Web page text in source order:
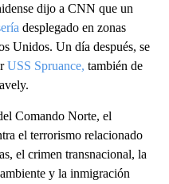
dijo a CNN que un
desplegado en zonas
Unidos. Un día después, se
USS Spruance, también de
Comando Norte, el
el terrorismo relacionado
el crimen transnacional, la
y la inmigración